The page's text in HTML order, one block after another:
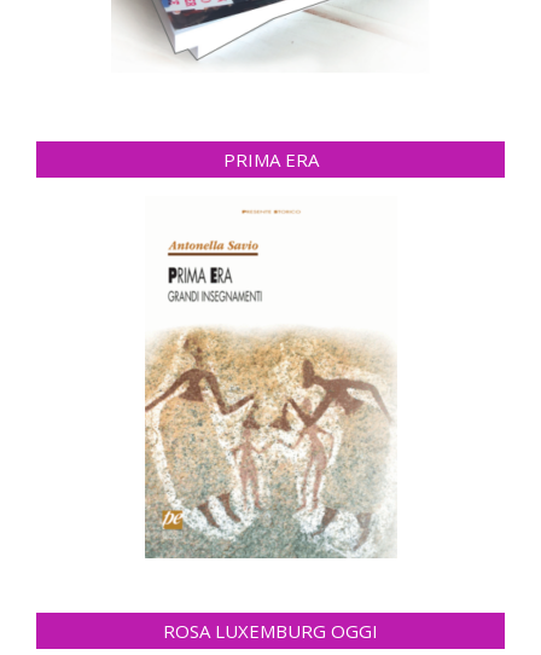
PRIMA ERA
ROSA LUXEMBURG OGGI